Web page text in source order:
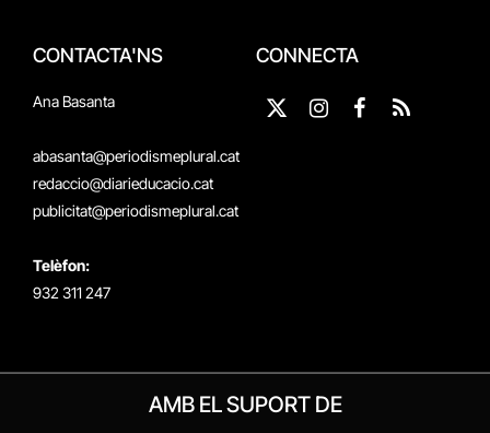
CONTACTA'NS
Ana Basanta
abasanta@periodismeplural.cat
redaccio@diarieducacio.cat
publicitat@periodismeplural.cat
Telèfon:
932 311 247
CONNECTA
X
InstagramFacebook
RSS
AMB EL SUPORT DE